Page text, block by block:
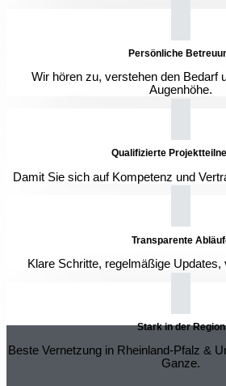
Persönliche
Wir hören zu, verstehen den Bedarf
Augenhöhe.
Qualifizierte
Damit Sie sich auf Kompetenz und
Transparente
Klare Schritte, regelmäßige Updates,
Stark in der Region
Beste Vernetzung in Rheinland-Pfalz &
Ganze.